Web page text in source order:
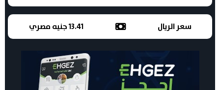
سعر الريال 13.41 جنيه مصري